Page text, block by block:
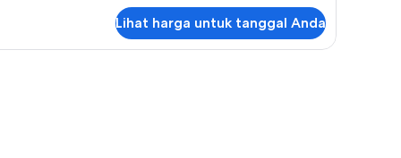
Lihat harga untuk tanggal Anda